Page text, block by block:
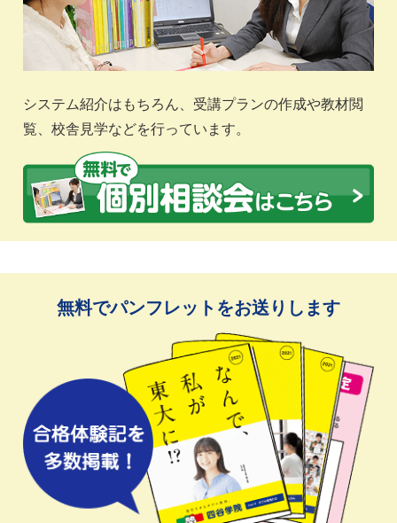
システム紹介はもちろん、受講プランの作成や教材閲
覧、校舎見学などを行っています。
無料でパンフレットをお送りします